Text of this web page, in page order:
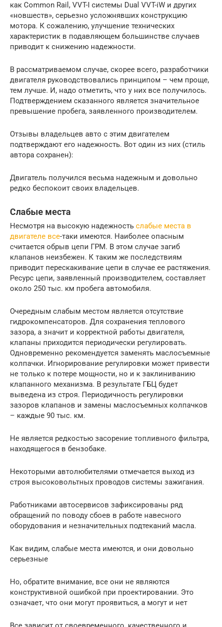
как Common Rail, VVT-I системы Dual VVT-iW и других
«новшеств», серьезно усложнявших конструкцию
мотора. К сожалению, улучшение технических
характеристик в подавляющем большинстве случаев
приводит к снижению надежности.
В рассматриваемом случае, скорее всего, разработчики
двигателя руководствовались принципом – чем проще,
тем лучше. И, надо отметить, что у них все получилось.
Подтверждением сказанного является значительное
превышение пробега, заявленного производителем.
Отзывы владельцев авто с этим двигателем
подтверждают его надежность. Вот один из них (стиль
автора сохранен):
Двигатель получился весьма надежным и довольно
редко беспокоит своих владельцев.
Слабые места
Несмотря на высокую надежность слабые места в
двигателе все-таки имеются. Наиболее опасным
считается обрыв цепи ГРМ. В этом случае загиб
клапанов неизбежен. К таким же последствиям
приводит перескакивание цепи в случае ее растяжения.
Ресурс цепи, заявленный производителем, составляет
около 250 тыс. км пробега автомобиля.
Очередным слабым местом является отсутствие
гидрокомпенсаторов. Для сохранения теплового
зазора, а значит и корректной работы двигателя,
клапаны приходится периодически регулировать.
Одновременно рекомендуется заменять маслосъемные
колпачки. Игнорирование регулировки может привести
не только к потере мощности, но и к заклиниванию
клапанного механизма. В результате ГБЦ будет
выведена из строя. Периодичность регулировки
зазоров клапанов и замены маслосъемных колпачков
– каждые 90 тыс. км.
Не является редкостью засорение топливного фильтра,
находящегося в бензобаке.
Некоторыми автолюбителями отмечается выход из
строя высоковольтных проводов системы зажигания.
Работниками автосервисов зафиксированы ряд
обращений по поводу сбоев в работе навесного
оборудования и незначительных подтеканий масла.
Как видим, слабые места имеются, и они довольно
серьезные
Но, обратите внимание, все они не являются
конструктивной ошибкой при проектировании. Это
означает, что они могут проявиться, а могут и нет